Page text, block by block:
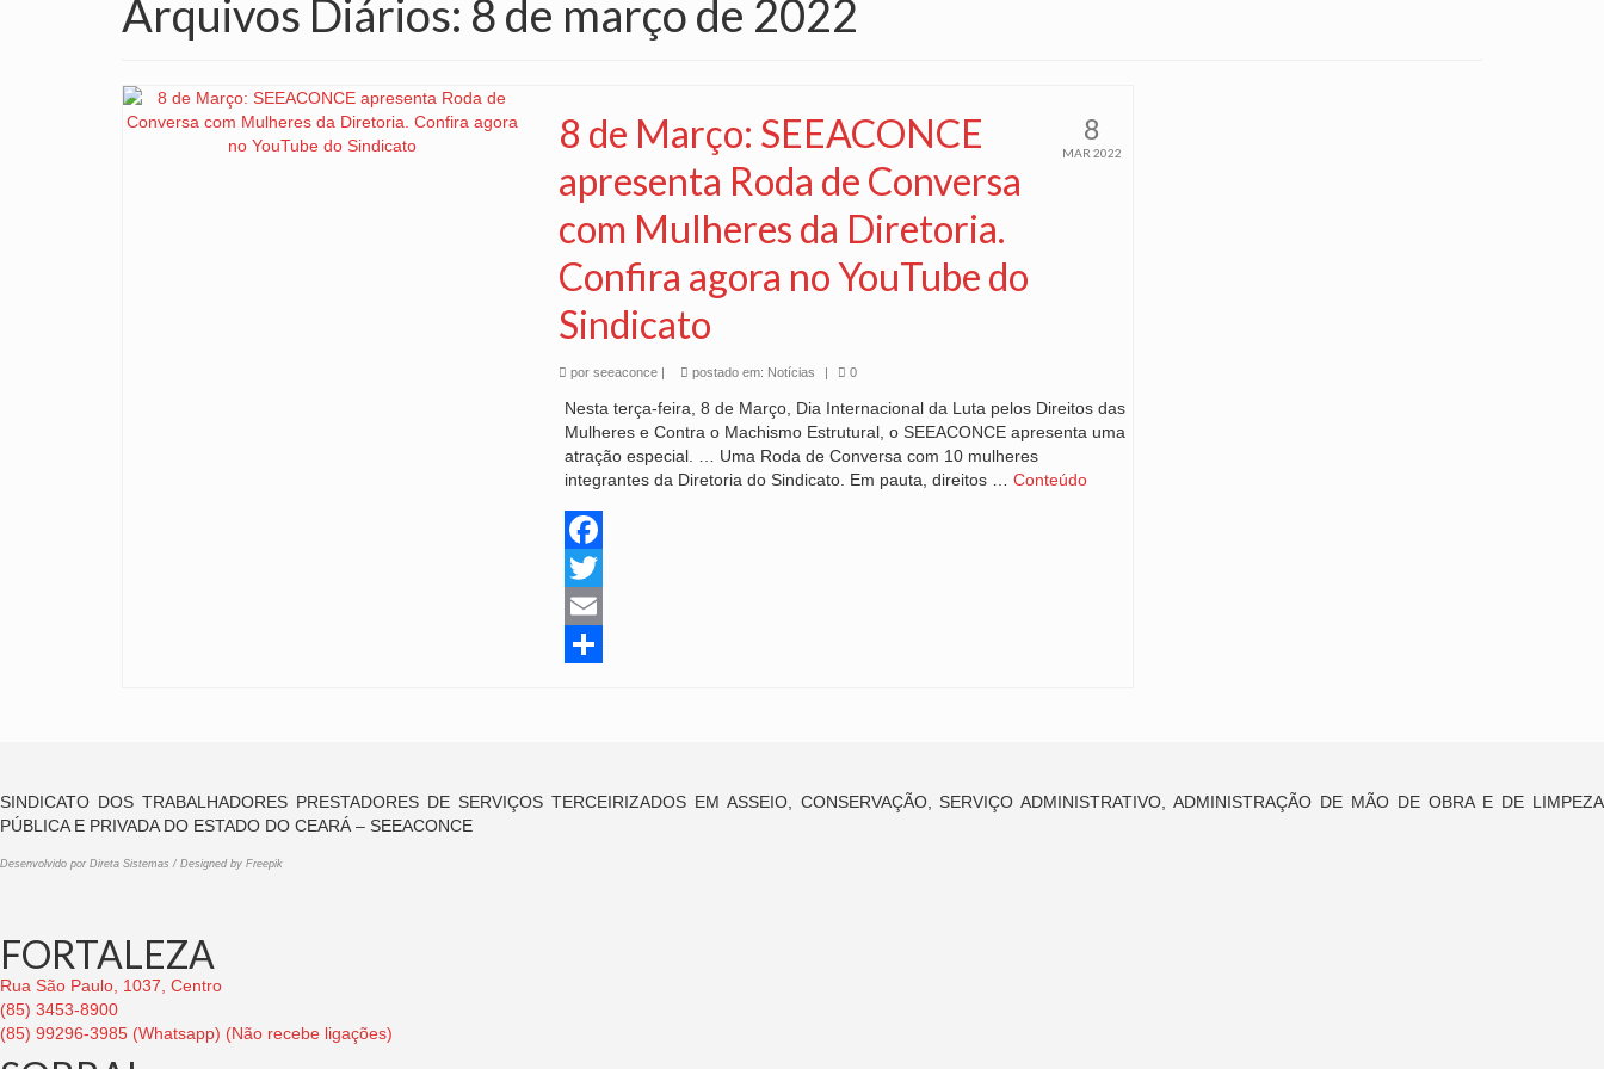
Arquivos Diários: 8 de março de 2022
8
MAR 2022
8 de Março: SEEACONCE
apresenta Roda de Conversa
com Mulheres da Diretoria.
Confira agora no YouTube do
Sindicato
por seeaconce| postado em: Notícias | 0
Nesta terça-feira, 8 de Março, Dia Internacional da Luta pelos Direitos das
Mulheres e Contra o Machismo Estrutural, o SEEACONCE apresenta uma
atração especial. … Uma Roda de Conversa com 10 mulheres
integrantes da Diretoria do Sindicato. Em pauta, direitos … Conteúdo
Facebook
Twitter
Email
SINDICATO DOS TRABALHADORES PRESTADORES DE SERVIÇOS TERCEIRIZADOS EM ASSEIO, CONSERVAÇÃO, SERVIÇO ADMINISTRATIVO, ADMINISTRAÇÃO DE MÃO DE OBRA E DE LIMPEZA
PÚBLICA E PRIVADA DO ESTADO DO CEARÁ – SEEACONCE
Desenvolvido por Direta Sistemas / Designed by Freepik
FORTALEZA
Rua São Paulo, 1037, Centro
(85) 3453-8900
(85) 99296-3985 (Whatsapp) (Não recebe ligações)